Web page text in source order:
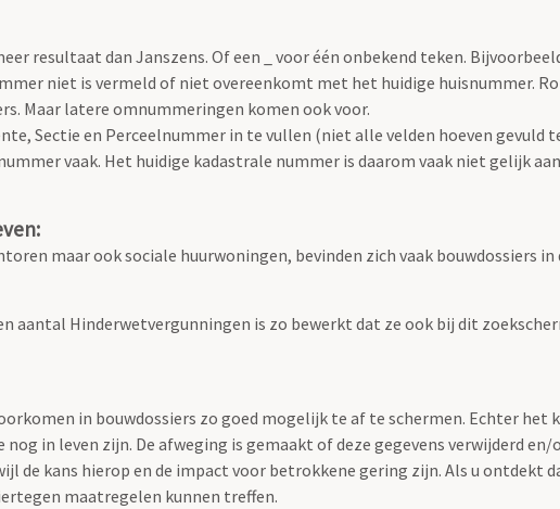
resultaat dan Janszens. Of een _ voor één onbekend teken.
niet is vermeld of niet overeenkomt met het huidige huisnummer.
Maar latere omnummeringen komen ook voor.
Sectie en Perceelnummer in te vullen (niet alle velden hoeven gevuld
vaak. Het huidige kadastrale nummer is daarom vaak niet gelijk
maar ook sociale huurwoningen, bevinden zich vaak bouwdossiers in
aantal Hinderwetvergunningen is zo bewerkt dat ze ook bij dit
in bouwdossiers zo goed mogelijk te af te schermen. Echter het
in leven zijn. De afweging is gemaakt of deze gegevens verwijderd
kans hierop en de impact voor betrokkene gering zijn. Als u ontdekt
maatregelen kunnen treffen.